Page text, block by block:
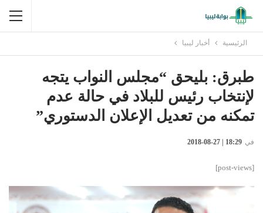
الرئيسية أخبار ليبيا
طبرق: بليحق “مجلس النواب يتجه
لإنتخاب رئيس للبلاد في حالة عدم
تمكنه من تعديل الإعلان الدستوري”
في 18:29 | 27-08-2018
[post-views]